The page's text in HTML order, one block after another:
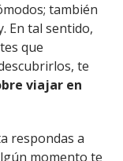
también
En tal sentido,
que
te
viajar en
respondas a
momento te